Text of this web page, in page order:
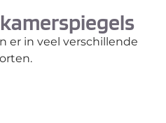
er in veel verschillende